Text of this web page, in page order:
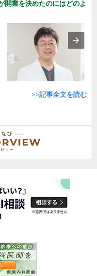
開業を決めたのにはどのよ
>>記事全文を読む